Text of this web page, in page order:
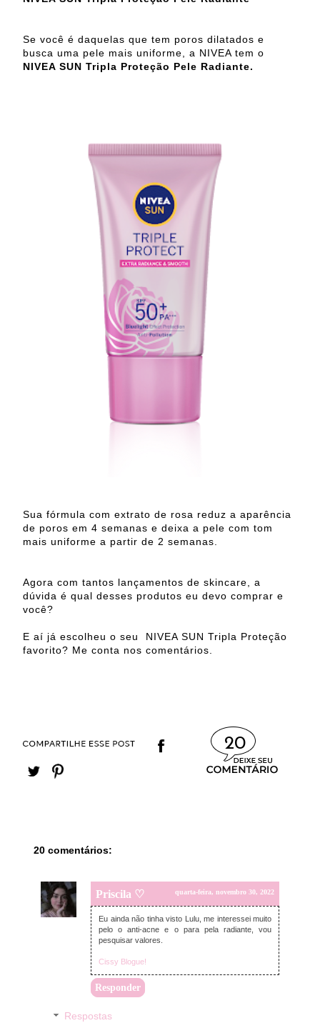
Se você é daquelas que tem poros dilatados e
busca uma pele mais uniforme, a NIVEA tem o
NIVEA SUN Tripla Proteção Pele Radiante.
Sua fórmula com extrato de rosa reduz a aparência
de poros em 4 semanas e deixa a pele com tom
mais uniforme a partir de 2 semanas.
Agora com tantos lançamentos de skincare, a
dúvida é qual desses produtos eu devo comprar e
você?
E aí já escolheu o seu NIVEA SUN Tripla Proteção
favorito? Me conta nos comentários.
20
20 comentários:
Priscila ♡ quarta-feira, novembro 30, 2022
Eu ainda não tinha visto Lulu, me interessei muito
pelo o anti-acne e o para pela radiante, vou
pesquisar valores.
Cissy Blogue!
Responder
Respostas